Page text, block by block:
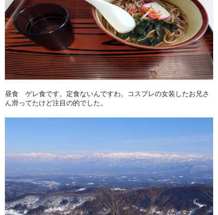
昼食 ゲレ食です。定食ないんですわ。コスプレの女装したお兄さ
ん滑ってたけど注目の的でした。